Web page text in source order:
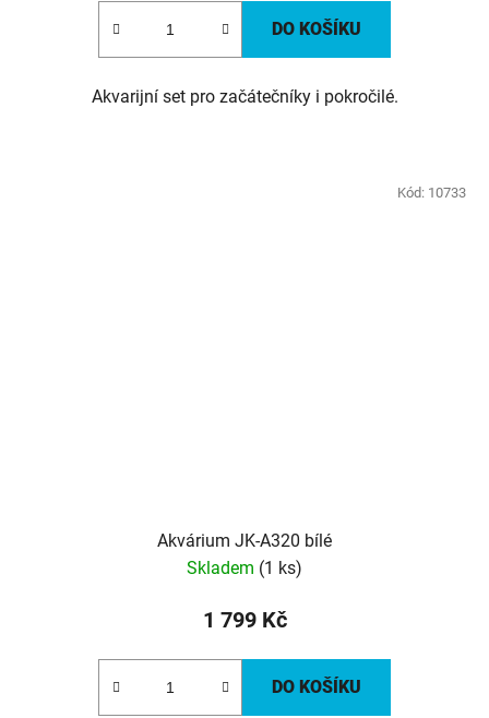
DO KOŠÍKU
Akvarijní set pro začátečníky i pokročilé.
Akvárium JK-A320 bílé
Skladem (1 ks)
1 799 Kč
DO KOŠÍKU
Kód: 10733